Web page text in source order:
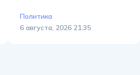
Политика
6 августа, 2026 21:35